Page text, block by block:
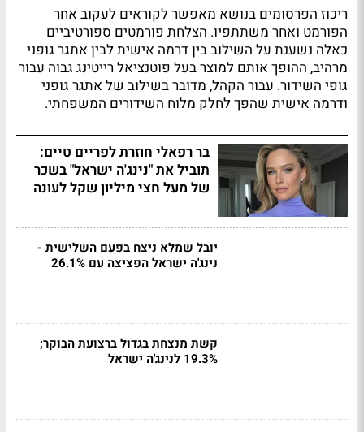
ריכוז הפרסומים בנושא מאפשר לקוראים לעקוב אחר
הפורמט ואחר משתתפיו. הצלחת פורמטים ספורטיביים
כאלה נשענת על השילוב בין דרמה אישית לבין אתגר גופני
מרהיב, ההופך אותם למוצר בעל פוטנציאל רייטינג גבוה עבור
גופי השידור. עבור הקהל, מדובר בשילוב של אתגר גופני
ודרמה אישית שהפך לחלק מלוח השידורים המשפחתי.
בר רפאלי חוזרת לפריים טיים:
תוביל את "נינג'ה ישראל" בשכר
של מעל חצי מיליון שקל לעונה
יובל שמלא ניצח בפעם השלישית -
נינג'ה ישראל הפציצה עם 26.1%
קשת מנצחת בגדול ברצועת הבוקר;
19.3% לנינג'ה ישראל